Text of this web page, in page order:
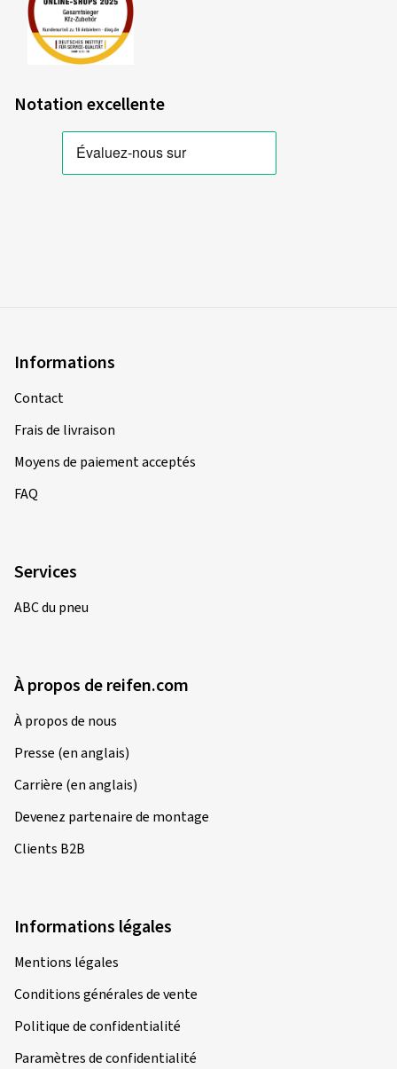
Notation excellente
Informations
Contact
Frais de livraison
Moyens de paiement acceptés
FAQ
Services
ABC du pneu
À propos de reifen.com
À propos de nous
Presse (en anglais)
Carrière (en anglais)
Devenez partenaire de montage
Clients B2B
Informations légales
Mentions légales
Conditions générales de vente
Politique de confidentialité
Paramètres de confidentialité